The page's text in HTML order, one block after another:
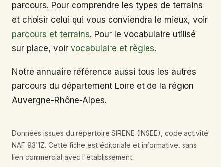
parcours. Pour comprendre les types de terrains
et choisir celui qui vous conviendra le mieux, voir
parcours et terrains. Pour le vocabulaire utilisé
sur place, voir vocabulaire et règles.
Notre annuaire référence aussi tous les autres
parcours du département Loire et de la région
Auvergne-Rhône-Alpes.
Données issues du répertoire SIRENE (INSEE), code activité
NAF 9311Z. Cette fiche est éditoriale et informative, sans
lien commercial avec l'établissement.